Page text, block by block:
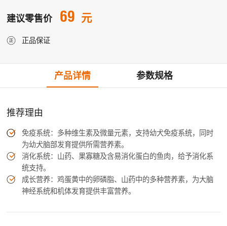
建议零售价 69 元
正品保证
产品详情 参数规格
推荐理由
免疫系统：多种维生素及微量元素，支持幼犬免疫系统，同时
为幼犬脑部发育提供所需营养素。
消化系统：山药、果寡糖及含易消化蛋白的鱼肉，给予消化系
统支持。
成长营养：鸡蛋黄中的卵磷脂、山药中的多种营养素，为大脑
神经系统和机体发育提供丰富营养。